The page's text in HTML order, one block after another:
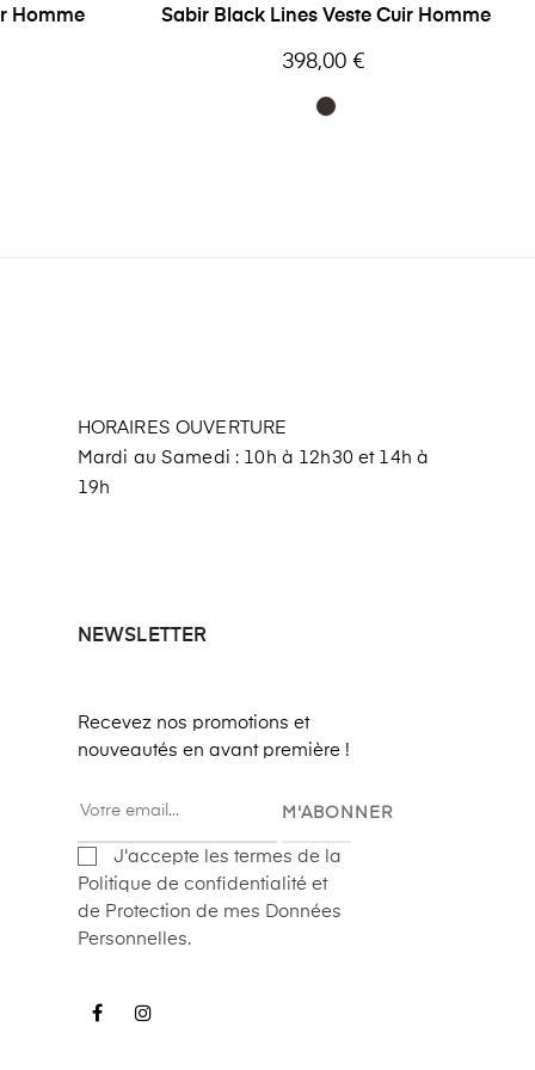
Homme Sabir Black Lines Veste Cuir Homme
Prix
398,00 €
HORAIRES OUVERTURE
Mardi au Samedi : 10h à 12h30 et 14h à
19h
NEWSLETTER
Recevez nos promotions et
nouveautés en avant première !
M'ABONNER
J'accepte les termes de la
Politique de confidentialité et
de Protection de mes Données
Personnelles.
Facebook